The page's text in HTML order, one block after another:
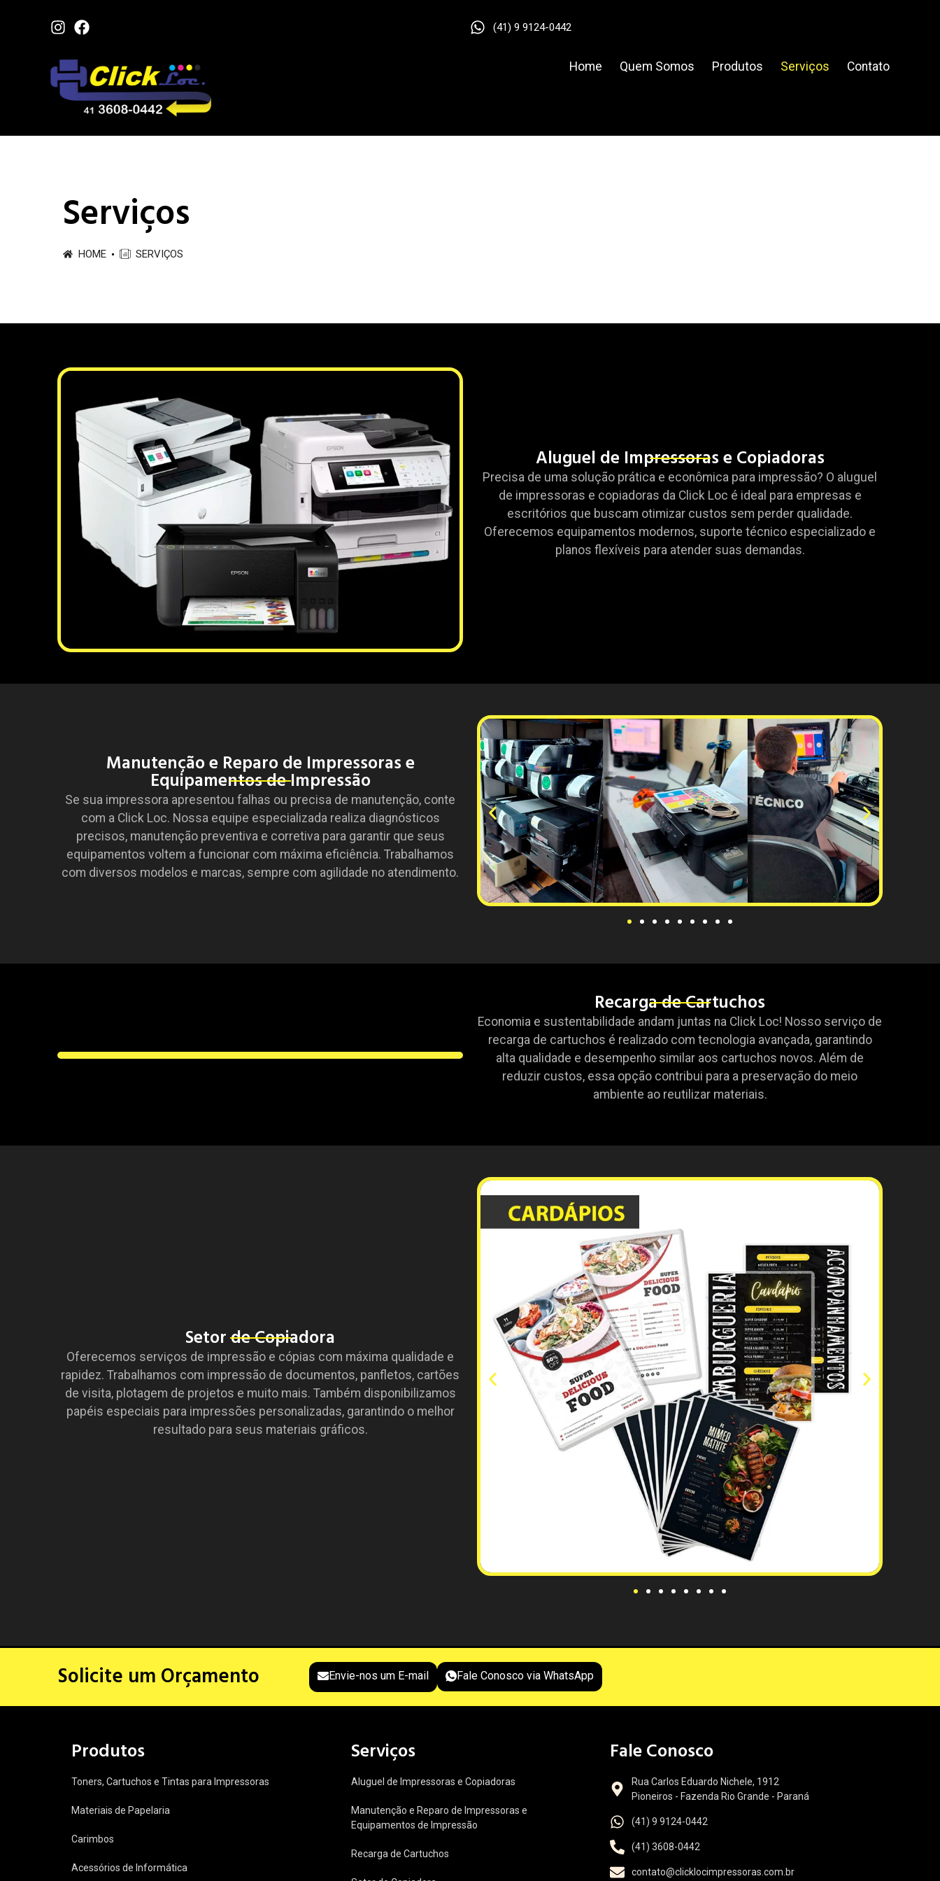
(41) 9 9124-0442
Home Quem Somos Produtos Serviços Contato
Serviços
HOME SERVIÇOS
Aluguel de Impressoras e Copiadoras
Precisa de uma solução prática e econômica para impressão? O aluguel
de impressoras e copiadoras da Click Loc é ideal para empresas e
escritórios que buscam otimizar custos sem perder qualidade.
Oferecemos equipamentos modernos, suporte técnico especializado e
planos flexíveis para atender suas demandas.
Manutenção e Reparo de Impressoras e
Equipamentos de Impressão
Se sua impressora apresentou falhas ou precisa de manutenção, conte
com a Click Loc. Nossa equipe especializada realiza diagnósticos
precisos, manutenção preventiva e corretiva para garantir que seus
equipamentos voltem a funcionar com máxima eficiência. Trabalhamos
com diversos modelos e marcas, sempre com agilidade no atendimento.
Recarga de Cartuchos
Economia e sustentabilidade andam juntas na Click Loc! Nosso serviço de
recarga de cartuchos é realizado com tecnologia avançada, garantindo
alta qualidade e desempenho similar aos cartuchos novos. Além de
reduzir custos, essa opção contribui para a preservação do meio
ambiente ao reutilizar materiais.
Setor de Copiadora
Oferecemos serviços de impressão e cópias com máxima qualidade e
rapidez. Trabalhamos com impressão de documentos, panfletos, cartões
de visita, plotagem de projetos e muito mais. Também disponibilizamos
papéis especiais para impressões personalizadas, garantindo o melhor
resultado para seus materiais gráficos.
Solicite um Orçamento Envie-nos um E-mail Fale Conosco via WhatsApp
Produtos
Toners, Cartuchos e Tintas para Impressoras
Materiais de Papelaria
Carimbos
Acessórios de Informática
Serviços
Aluguel de Impressoras e Copiadoras
Manutenção e Reparo de Impressoras e
Equipamentos de Impressão
Recarga de Cartuchos
Fale Conosco
Rua Carlos Eduardo Nichele, 1912
Pioneiros - Fazenda Rio Grande - Paraná
(41) 9 9124-0442
(41) 3608-0442
contato@clicklocimpressoras.com.br